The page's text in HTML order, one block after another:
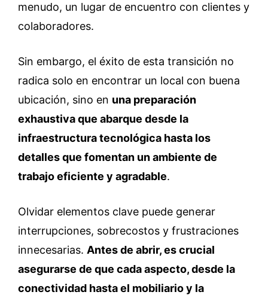
menudo, un lugar de encuentro con clientes y
colaboradores.
Sin embargo, el éxito de esta transición no
radica solo en encontrar un local con buena
ubicación, sino en una preparación
exhaustiva que abarque desde la
infraestructura tecnológica hasta los
detalles que fomentan un ambiente de
trabajo eficiente y agradable.
Olvidar elementos clave puede generar
interrupciones, sobrecostos y frustraciones
innecesarias. Antes de abrir, es crucial
asegurarse de que cada aspecto, desde la
conectividad hasta el mobiliario y la